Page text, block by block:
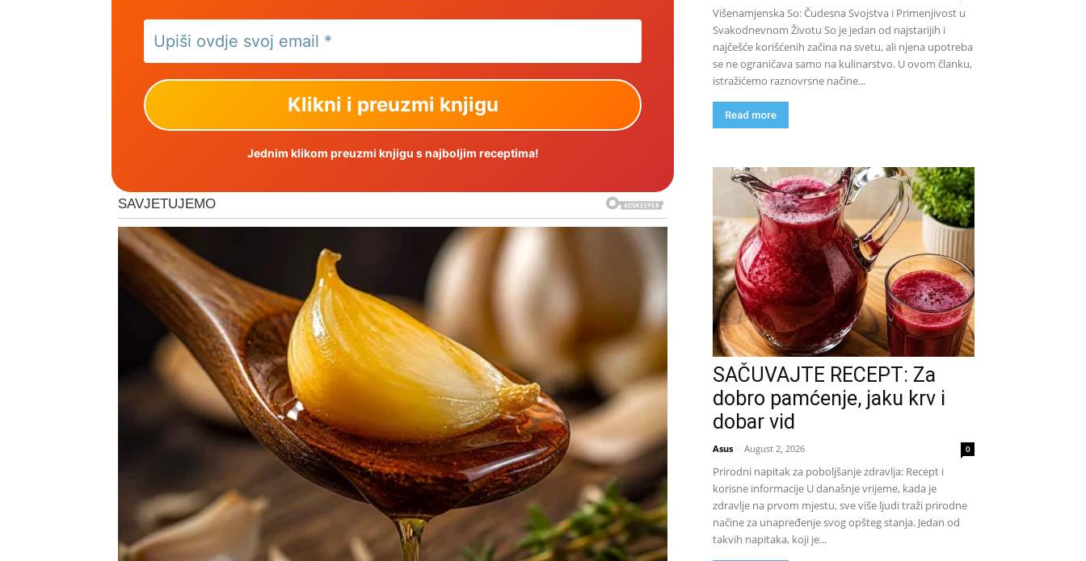
Jednim klikom preuzmi knjigu s najboljim receptima!
Višenamjenska So: Čudesna Svojstva i Primenjivost u
Svakodnevnom Životu So je jedan od najstarijih i
najčešće korišćenih začina na svetu, ali njena upotreba
se ne ograničava samo na kulinarstvo. U ovom članku,
istražićemo raznovrsne načine...
Read more
SAČUVAJTE RECEPT: Za
dobro pamćenje, jaku krv i
dobar vid
Asus - August 2, 2026 0
Prirodni napitak za poboljšanje zdravlja: Recept i
korisne informacije U današnje vrijeme, kada je
zdravlje na prvom mjestu, sve više ljudi traži prirodne
načine za unapređenje svog opšteg stanja. Jedan od
takvih napitaka, koji je...